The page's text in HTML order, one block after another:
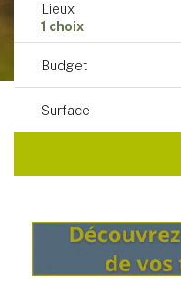
Lieux
1 choix
Budget
Surface